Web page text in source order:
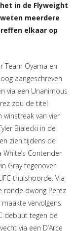
in de Flyweight
meerdere
elkaar op
Oyama en
aangeschreven
via een Unanimous
zou de titel
winstreak van vier
Bialecki in de
zien tijdens de
Contender
Gray tegenover
thuishoorde. Via
ronde dwong Perez
vervolgens
debuut tegen de
via een D’Arce